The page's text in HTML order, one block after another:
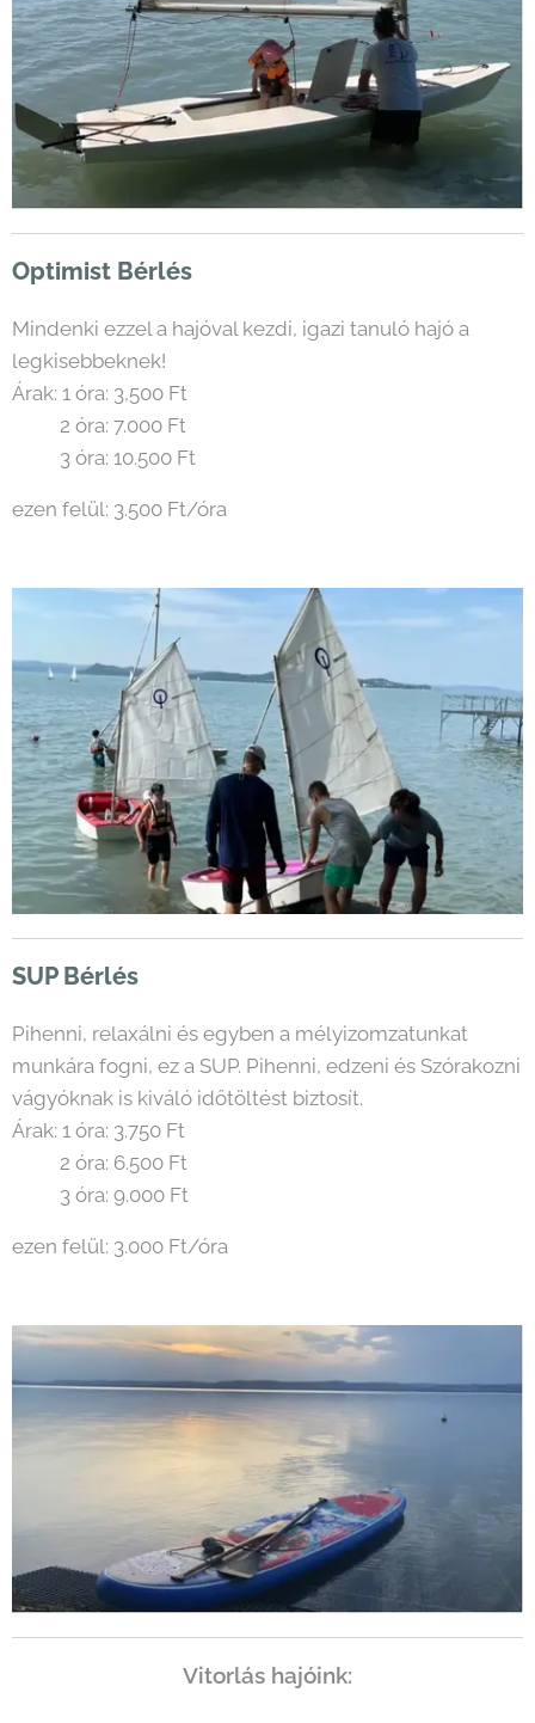
Optimist Bérlés
Mindenki ezzel a hajóval kezdi, igazi tanuló hajó a
legkisebbeknek!
Árak: 1 óra: 3,500 Ft
2 óra: 7.000 Ft
3 óra: 10.500 Ft
ezen felül: 3.500 Ft/óra
SUP Bérlés
Pihenni, relaxálni és egyben a mélyizomzatunkat
munkára fogni, ez a SUP. Pihenni, edzeni és Szórakozni
vágyóknak is kiváló időtöltést biztosít.
Árak: 1 óra: 3.750 Ft
2 óra: 6.500 Ft
3 óra: 9.000 Ft
ezen felül: 3.000 Ft/óra
Vitorlás hajóink: